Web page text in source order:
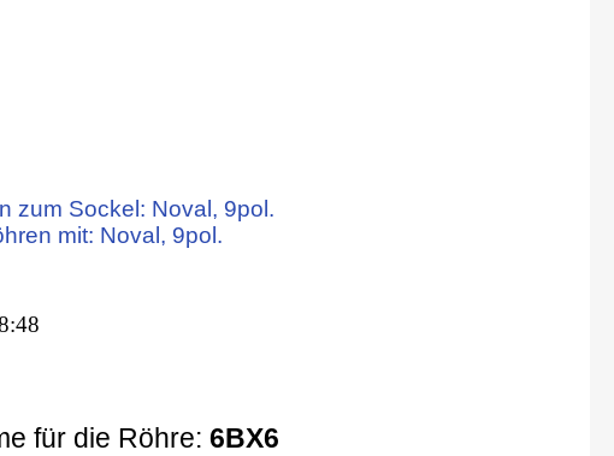
zum Sockel: Noval, 9pol.
mit: Noval, 9pol.
für die Röhre:6BX6